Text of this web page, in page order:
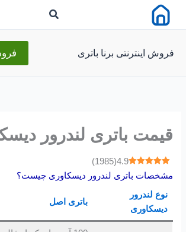
فروش اینترنتی برنا باتری
قیمت باتری لندرور
4.9
(
1985
)
مشخصات باتری لندرور دیسکاوری چیست؟
نوع لندرور
دیسکاوری
باتری اصل